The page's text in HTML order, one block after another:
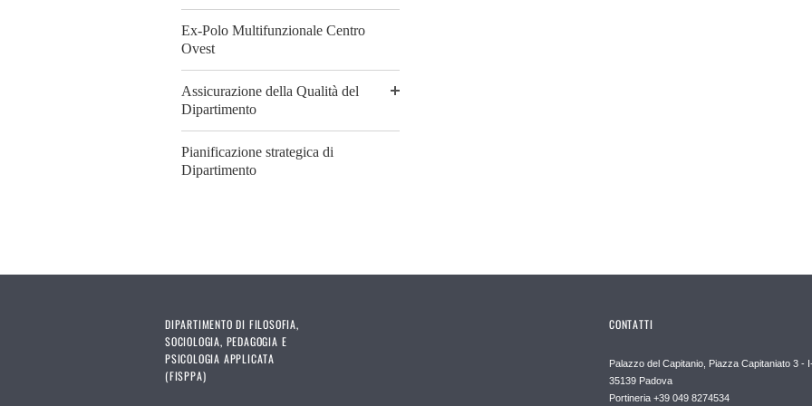
Ex-Polo Multifunzionale Centro
Ovest
Assicurazione della Qualità del
Dipartimento
Pianificazione strategica di
Dipartimento
DIPARTIMENTO DI FILOSOFIA,
SOCIOLOGIA, PEDAGOGIA E
PSICOLOGIA APPLICATA
(FISPPA)
CONTATTI
Palazzo del Capitanio, Piazza Capitaniato 3 -
35139 Padova
Portineria +39 049 8274534